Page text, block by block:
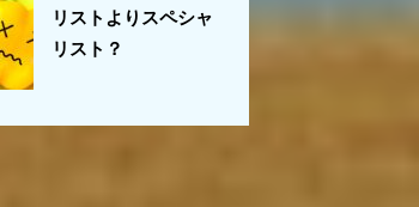
リストよりスペシャ
リスト？